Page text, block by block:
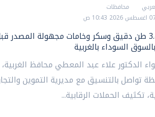
محافظات
ضبط 3.4 طن دقيق وسكر وخامات مجهولة المصدر
السوداء بالغربية
الدكتور علاء عبد المعطي محافظ
تواصل بالتنسيق مع مديرية التموين
تكثيف الحملات الرقابية...